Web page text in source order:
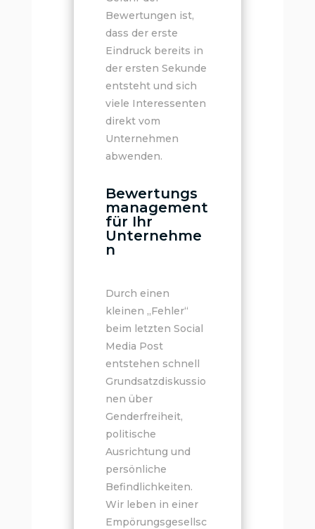
Bewertungen ist,
dass der erste
Eindruck bereits in
der ersten Sekunde
entsteht und sich
viele Interessenten
direkt vom
Unternehmen
abwenden.
Bewertungs
management
für Ihr
Unternehme
n
Durch einen
kleinen „Fehler“
beim letzten Social
Media Post
entstehen schnell
Grundsatzdiskussio
nen über
Genderfreiheit,
politische
Ausrichtung und
persönliche
Befindlichkeiten.
Wir leben in einer
Empörungsgesellsc